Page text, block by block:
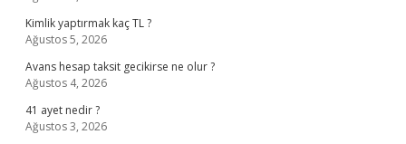
Kimlik yaptırmak kaç TL ?
Ağustos 5, 2026
Avans hesap taksit gecikirse ne olur ?
Ağustos 4, 2026
41 ayet nedir ?
Ağustos 3, 2026